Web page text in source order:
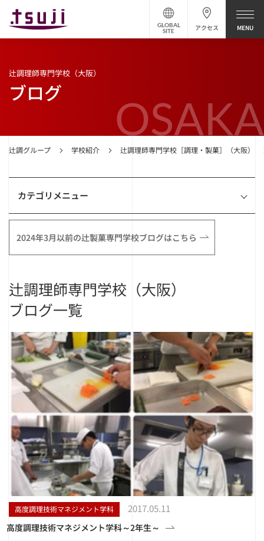
アクセス
GLOBAL
SITE
OSAKA
辻調グループ 学校紹介 辻調理師専門学校［調理・製菓］（大阪）
辻調理師専門学校（大阪）
ブログ
カテゴリメニュー
2024年3月以前の辻製菓専門学校ブログはこちら
辻調理師専門学校（大阪）
ブログ一覧
高度調理技術マネジメント学科 2017.05.11
高度調理技術マネジメント学科～2年生～